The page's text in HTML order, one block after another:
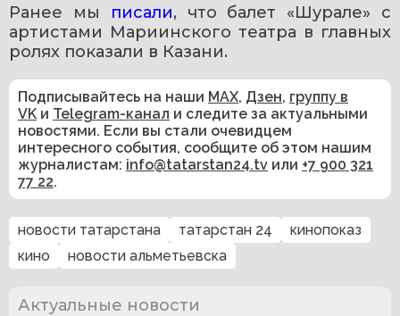
Ранее мы
писали, что балет «Шурале» с
артистами Мариинского театра в главных
ролях показали в Казани.
Подписывайтесь на наши MAX, Дзен, группу в
VK и Telegram-канал и следите за актуальными
новостями. Если вы стали очевидцем
интересного события, сообщите об этом нашим
журналистам: info@tatarstan24.tv или +7 900 321
77 22.
новости татарстана татарстан 24
кинопоказ
кино
новости альметьевска
Актуальные новости